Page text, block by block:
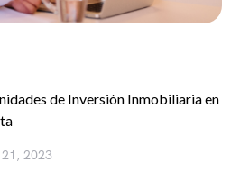
de Inversión Inmobiliaria en
2023